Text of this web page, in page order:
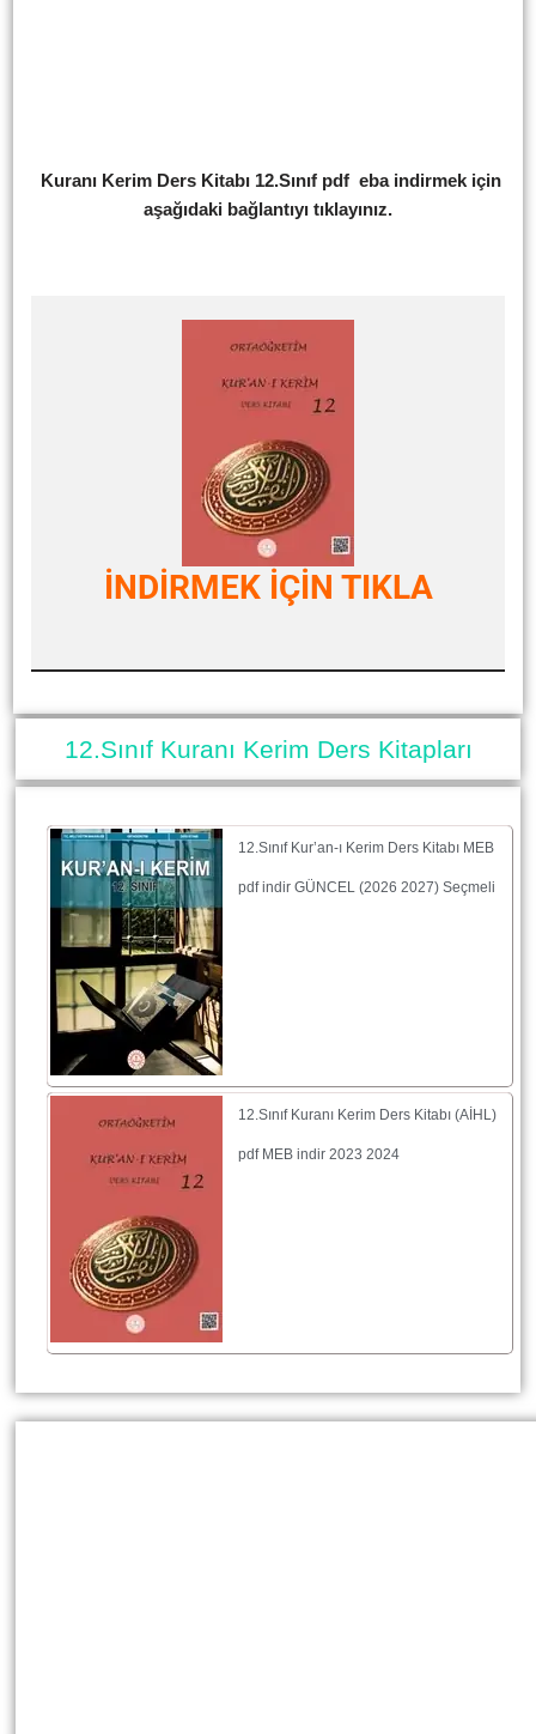
Kuranı Kerim Ders Kitabı 12.Sınıf pdf eba indirmek için
aşağıdaki bağlantıyı tıklayınız.
İNDİRMEK İÇİN TIKLA
12.Sınıf Kuranı Kerim Ders Kitapları
12.Sınıf Kur’an-ı Kerim Ders Kitabı MEB
pdf indir GÜNCEL (2026 2027) Seçmeli
12.Sınıf Kuranı Kerim Ders Kitabı (AİHL)
pdf MEB indir 2023 2024